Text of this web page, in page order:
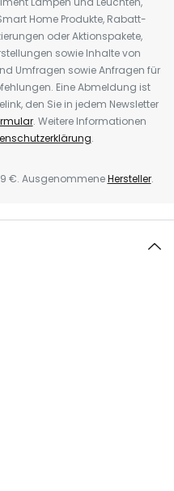
Home Produkte, Rabatt-
oder Aktionspakete,
sowie Inhalte von
Umfragen sowie Anfragen für
Eine Abmeldung ist
den Sie in jedem Newsletter
. Weitere Informationen
.
€. AusgenommeneHersteller.